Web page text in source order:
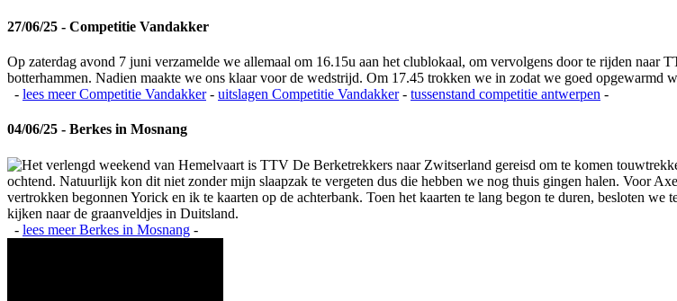
27/06/25 - Competitie Vandakker
Op zaterdag avond 7 juni verzamelde we allemaal om 16.15u aan het clublokaal, om vervolgens door te rijden naar
botterhammen. Nadien maakte we ons klaar voor de wedstrijd. Om 17.45 trokken we in zodat we goed opgewarmd
- lees meerCompetitie Vandakker- uitslagen Competitie Vandakker- tussenstand competitie antwerpen -
04/06/25 - Berkes in Mosnang
Het verlengd weekend van Hemelvaart is TTV De Berketrekkers naar Zwitserland gereisd om te komen
ochtend. Natuurlijk kon dit niet zonder mijn slaapzak te vergeten dus die hebben we nog thuis gingen halen. Voor
vertrokken begonnen Yorick en ik te kaarten op de achterbank. Toen het kaarten te lang begon te duren, besloten
kijken naar de graanveldjes in Duitsland.
- lees meerBerkes in Mosnang -